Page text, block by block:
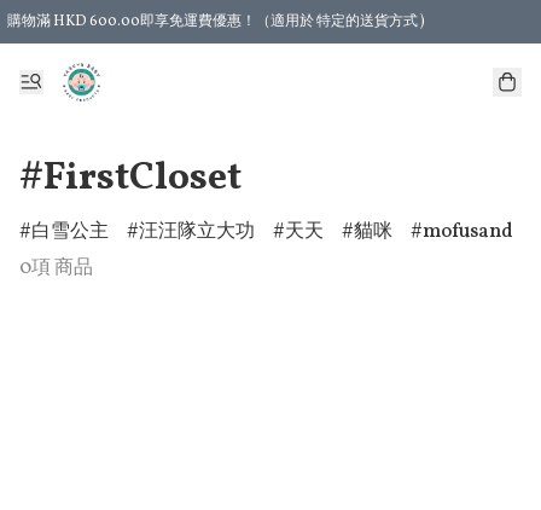
購物滿 HKD 600.00即享免運費優惠！（適用於 特定的送貨方式 )
#FirstCloset
白雪公主 汪汪隊立大功 天天 貓咪
mofusand
0項 商品